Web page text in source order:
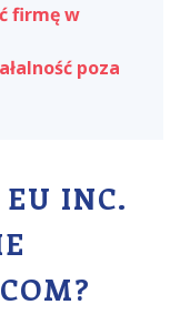
firmę w
poza
INC.